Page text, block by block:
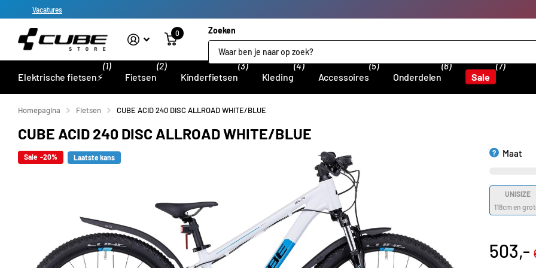
Vacatures
Zoeken
0
Elektrische fietsen⚡
(1)
Fietsen
(2)
Kinderfietsen
(3)
Kleding
(4)
Accessoires
(5)
Onderdelen
(6)
Sale
(7)
Homepagina Fietsen CUBE ACID 240 DISC ALLROAD WHITE/BLUE
CUBE ACID 240 DISC ALLROAD WHITE/BLUE
Sale -20% Laatste kans Maat
?
UNISIZE
118cm en
503,-